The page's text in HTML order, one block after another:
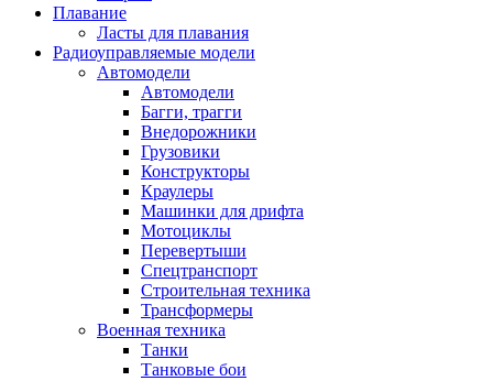
Плавание
Ласты для плавания
Радиоуправляемые модели
Автомодели
Автомодели
Багги, трагги
Внедорожники
Грузовики
Конструкторы
Краулеры
Машинки для дрифта
Мотоциклы
Перевертыши
Спецтранспорт
Строительная техника
Трансформеры
Военная техника
Танки
Танковые бои